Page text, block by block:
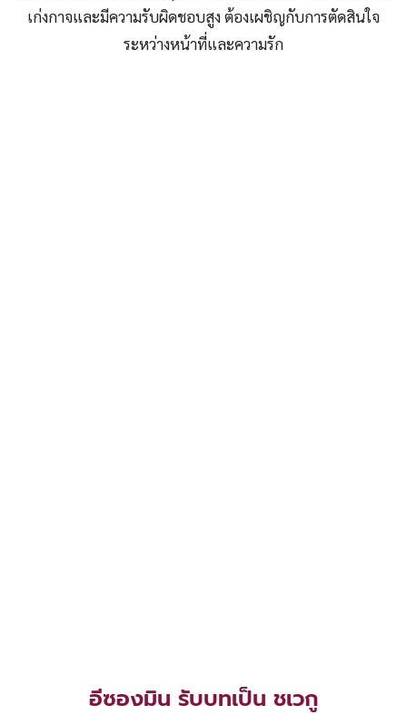
เก่งกาจและมีความรับผิดชอบสูง ต้องเผชิญกับการตัดสินใจ
ระหว่างหน้าที่และความรัก
อีซองมิน รับบทเป็น ชเวกู